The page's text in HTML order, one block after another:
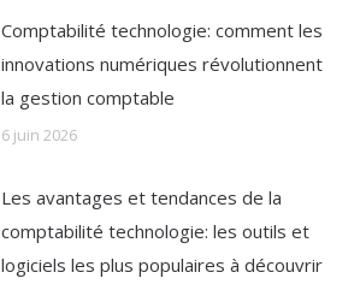
Comptabilité technologie: comment les
innovations numériques révolutionnent
la gestion comptable
6 juin 2026
Les avantages et tendances de la
comptabilité technologie: les outils et
logiciels les plus populaires à découvrir